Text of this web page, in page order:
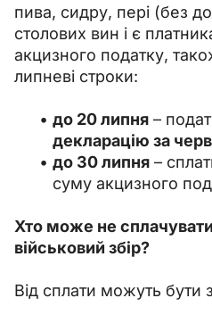
пива, сидру, пері (без
столових вин і є
акцизного податку,
липневі строки:
до 20 липня –
декларацію за
до 30 липня –
суму акцизного
Хто може не
військовий збір?
Від сплати можуть бути